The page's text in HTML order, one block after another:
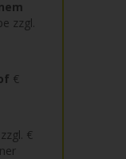
zzgl.
€
€